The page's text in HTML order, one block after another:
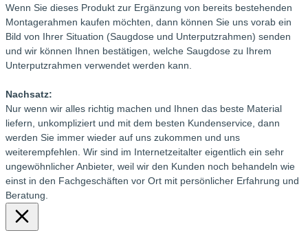
Wenn Sie dieses Produkt zur Ergänzung von bereits bestehenden
Montagerahmen kaufen möchten, dann können Sie uns vorab ein
Bild von Ihrer Situation (Saugdose und Unterputzrahmen) senden
und wir können Ihnen bestätigen, welche Saugdose zu Ihrem
Unterputzrahmen verwendet werden kann.
Nachsatz:
Nur wenn wir alles richtig machen und Ihnen das beste Material
liefern, unkompliziert und mit dem besten Kundenservice, dann
werden Sie immer wieder auf uns zukommen und uns
weiterempfehlen. Wir sind im Internetzeitalter eigentlich ein sehr
ungewöhnlicher Anbieter, weil wir den Kunden noch behandeln wie
einst in den Fachgeschäften vor Ort mit persönlicher Erfahrung und
Beratung.